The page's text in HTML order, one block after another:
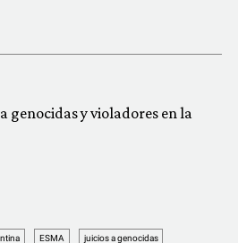
genocidas y violadores en la
ESMA juicios a genocidas